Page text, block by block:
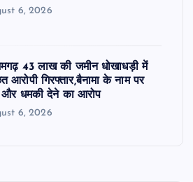
6, 2026
43 लाख की जमीन धोखाधड़ी में
आरोपी गिरफ्तार,बैनामा के नाम पर
और धमकी देने का आरोप
6, 2026